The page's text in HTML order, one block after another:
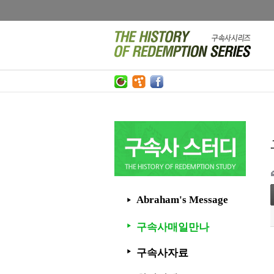
▶ Abraham's Message
▶ 구속사매일만나
▶ 구속사자료